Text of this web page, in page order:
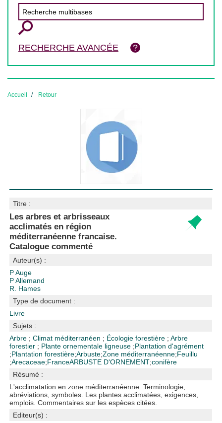
RECHERCHE AVANCÉE
Accueil Retour
Titre :
Les arbres et arbrisseaux
acclimatés en région
méditerranéenne francaise.
Catalogue commenté
Auteur(s) :
P Auge
P Allemand
R. Hames
Type de document :
Livre
Sujets :
Arbre ;Climat méditerranéen ; Écologie forestière ;Arbre
forestier ; Plante ornementale ligneuse ;Plantation d'agrément
;Plantation forestière;Arbuste;Zone méditerranéenne;Feuillu
;Arecaceae;FranceARBUSTE D'ORNEMENT;conifère
Résumé :
L'acclimatation en zone méditerranéenne. Terminologie,
abréviations, symboles. Les plantes acclimatées, exigences,
emplois. Commentaires sur les espèces citées.
Editeur(s) :